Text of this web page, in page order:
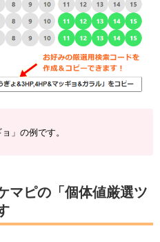
」の例です。
マピの「個体値厳選ツ